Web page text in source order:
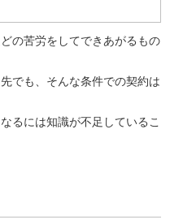
の苦労をしてできあがるもの
でも、そんな条件での契約は
るには知識が不足しているこ